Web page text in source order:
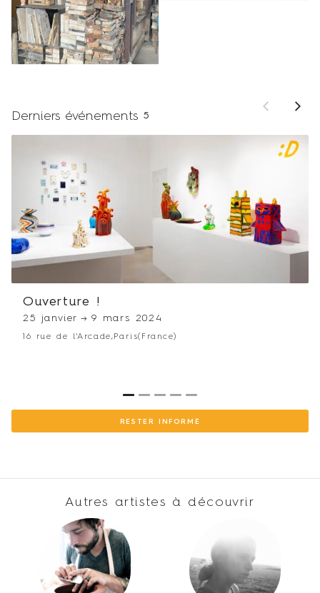
Derniers événements 5
Ouverture !
25 janvier → 9 mars 2024
16 rue de l'Arcade,Paris(France)
RESTER INFORMÉ
Autres artistes à découvrir